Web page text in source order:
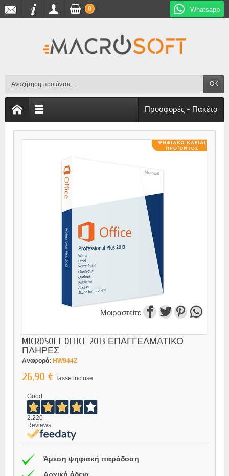
Whatsapp
OK
0
Προσφορές - Πακέτο
Μοιραστείτε
MICROSOFT OFFICE 2013 ΕΠΑΓΓΕΛΜΑΤΙΚΟ
ΠΛΗΡΕΣ
Αναφορά: HW944Z
26,90 € Tasse incluse
Good
2.220
Reviews
Άμεση ψηφιακή παράδοση